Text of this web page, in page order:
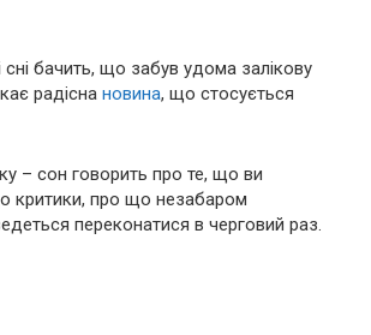
бачить, що забув удома залікову
радісна новина, що стосується
– сон говорить про те, що ви
критики, про що незабаром
переконатися в черговий раз.